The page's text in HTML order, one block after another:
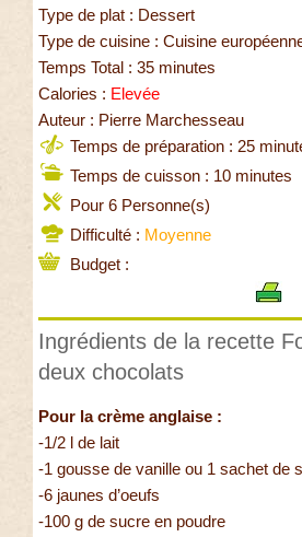
Type de plat : Dessert
Type de cuisine : Cuisine
Temps Total : 35 minutes
Calories : Elevée
Auteur : Pierre Marchesseau
Temps de préparation : 25
Temps de cuisson : 10 minutes
Pour 6 Personne(s)
Difficulté : Moyenne
Budget :
Ingrédients de la recette
deux chocolats
Pour la crème anglaise :
-1/2 l de lait
-1 gousse de vanille ou 1 sachet de
-6 jaunes d’oeufs
-100 g de sucre en poudre